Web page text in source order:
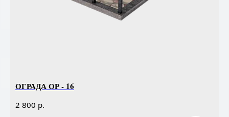
ОГРАДА ОР - 16
2 800 р.